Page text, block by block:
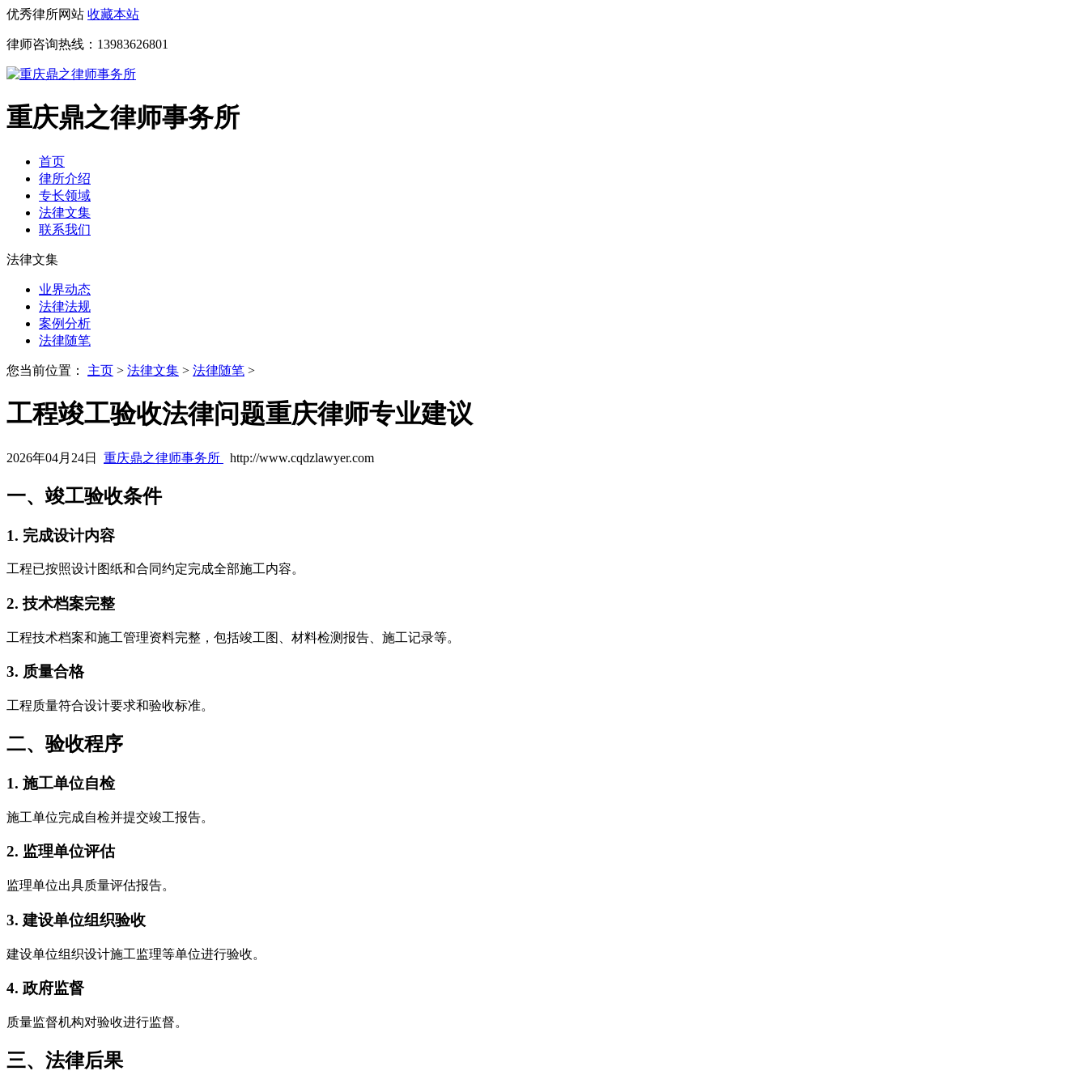
优秀律所网站 收藏本站
律师咨询热线： 13983626801
重庆鼎之律师事务所
首页
律所介绍
专长领域
法律文集
联系我们
法律文集
业界动态
法律法规
案例分析
法律随笔
您当前位置： 主页 > 法律文集 > 法律随笔 >
工程竣工验收法律问题重庆律师专业建议
2026年04月24日 重庆鼎之律师事务所 http://www.cqdzlawyer.com
一、竣工验收条件
1. 完成设计内容
工程已按照设计图纸和合同约定完成全部施工内容。
2. 技术档案完整
工程技术档案和施工管理资料完整，包括竣工图、材料检测报告、施工记录等。
3. 质量合格
工程质量符合设计要求和验收标准。
二、验收程序
1. 施工单位自检
施工单位完成自检并提交竣工报告。
2. 监理单位评估
监理单位出具质量评估报告。
3. 建设单位组织验收
建设单位组织设计施工监理等单位进行验收。
4. 政府监督
质量监督机构对验收进行监督。
三、法律后果